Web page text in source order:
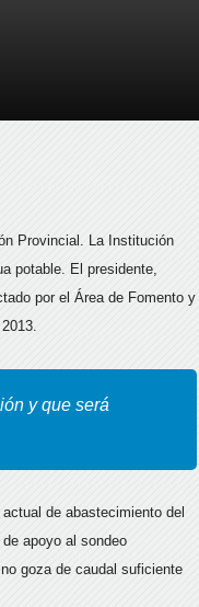
Provincial. La Institución
potable. El presidente,
por el Área de Fomento y
y que será
de abastecimiento del
apoyo al sondeo
goza de caudal suficiente